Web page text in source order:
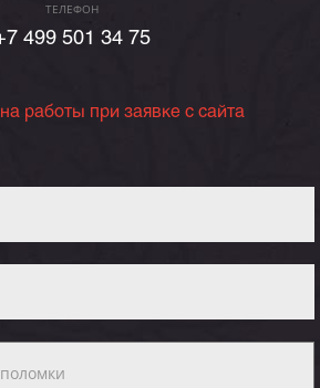
ТЕЛЕФОН
499 501 34 75
работы при заявке с сайта